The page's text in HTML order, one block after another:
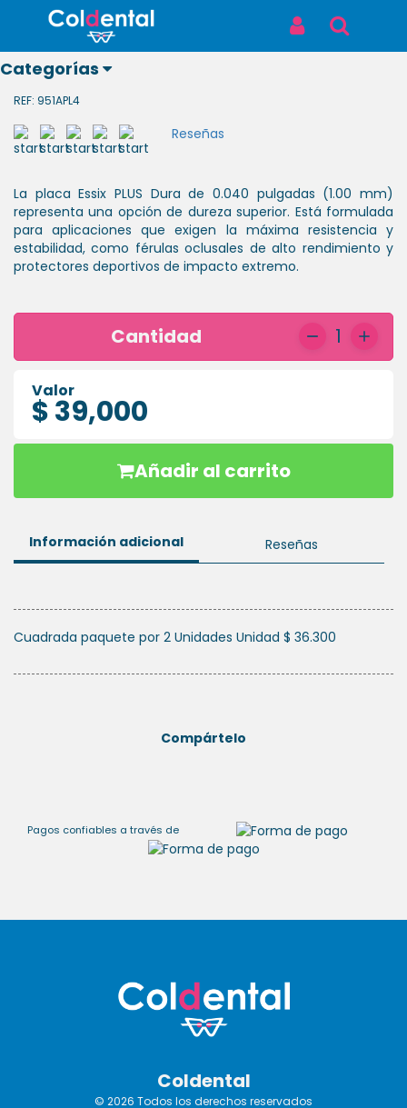
Categorías
Productos PLACA PLUS 040 DURA ESSIX
PLACA PLUS 040 DURA ESSIX
PLACA PLUS 040 DURA ESSIX
REF: 951APL4
Reseñas
La placa Essix PLUS Dura de 0.040 pulgadas (1.00 mm)
representa una opción de dureza superior. Está formulada
para aplicaciones que exigen la máxima resistencia y
estabilidad, como férulas oclusales de alto rendimiento y
protectores deportivos de impacto extremo.
Cantidad 1
Valor
$ 39,000
Añadir al carrito
Información adicional Reseñas
Cuadrada paquete por 2 Unidades Unidad $ 36.300
Compártelo
Pagos confiables a través de
Coldental
© 2026 Todos los derechos reservados
los
productos
ODONTOLÓGICOS
LABORATORIO
BIOSEGURIDAD
HIGIENE